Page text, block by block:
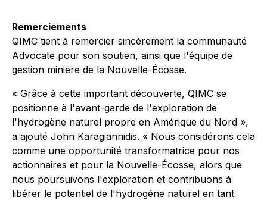
Remerciements
QIMC tient à remercier sincèrement la communauté
Advocate pour son soutien, ainsi que l'équipe de
gestion minière de la Nouvelle-Écosse.
« Grâce à cette important découverte, QIMC se
positionne à l'avant-garde de l'exploration de
l'hydrogène naturel propre en Amérique du Nord »,
a ajouté John Karagiannidis. « Nous considérons cela
comme une opportunité transformatrice pour nos
actionnaires et pour la Nouvelle-Écosse, alors que
nous poursuivons l'exploration et contribuons à
libérer le potentiel de l'hydrogène naturel en tant